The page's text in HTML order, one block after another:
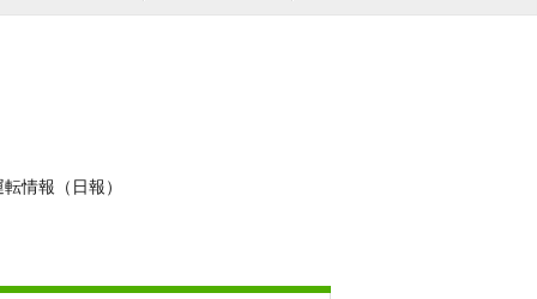
情報（日報）